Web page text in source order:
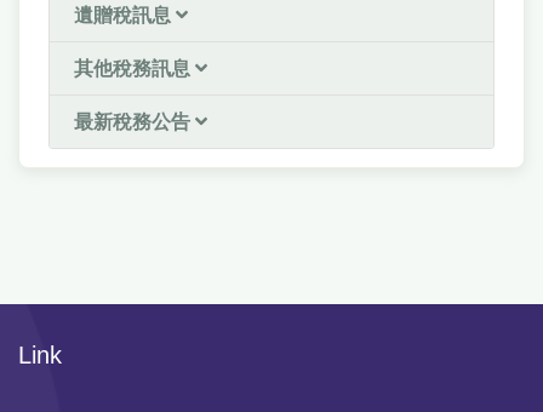
遺贈稅訊息
其他稅務訊息
最新稅務公告
Link